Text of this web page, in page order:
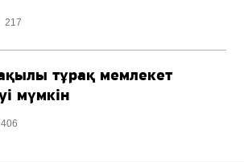
217
тұрақ мемлекет
мүмкін
406